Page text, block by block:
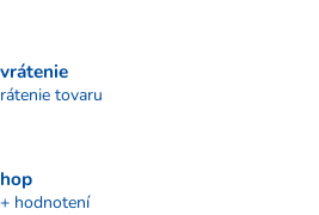
tovaru
hodnotení